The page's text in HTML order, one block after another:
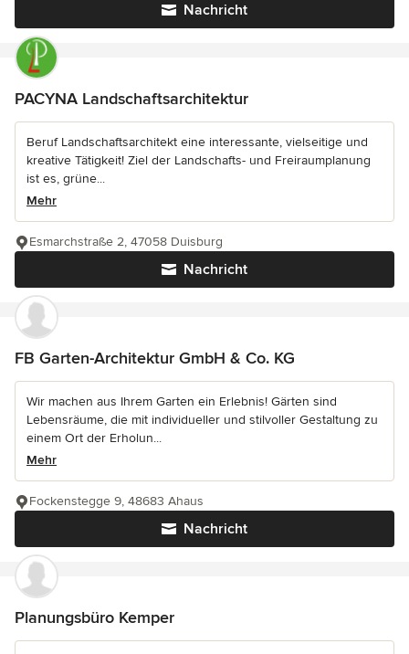
Nachricht
PACYNA Landschaftsarchitektur
Beruf Landschaftsarchitekt eine interessante, vielseitige und
kreative Tätigkeit! Ziel der Landschafts- und Freiraumplanung
ist es, grüne...
Mehr
Nachricht
Esmarchstraße 2, 47058 Duisburg
FB Garten-Architektur GmbH & Co. KG
Wir machen aus Ihrem Garten ein Erlebnis! Gärten sind
Lebensräume, die mit individueller und stilvoller Gestaltung zu
einem Ort der Erholun...
Mehr
Nachricht
Fockenstegge 9, 48683 Ahaus
Planungsbüro Kemper